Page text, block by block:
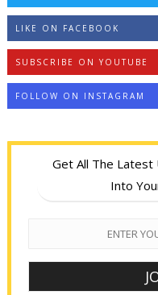
LIKE ON FACEBOOK
SUBSCRIBE ON YOUTUBE
FOLLOW ON INSTAGRAM
Get All The
Into